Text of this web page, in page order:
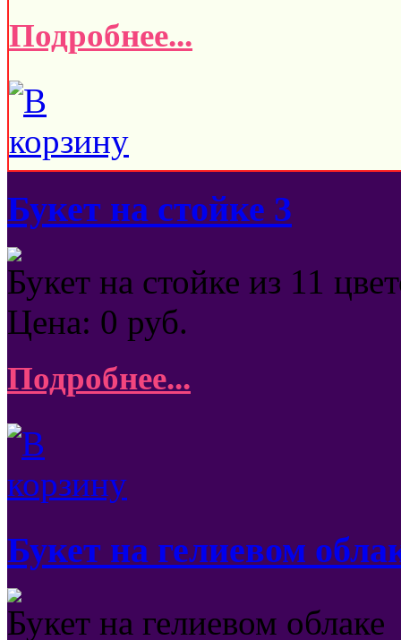
Подробнее...
Букет на стойке 3
Букет на стойке из 11
Цена: 0 руб.
Подробнее...
Букет на гелиевом
Букет на гелиевом облаке